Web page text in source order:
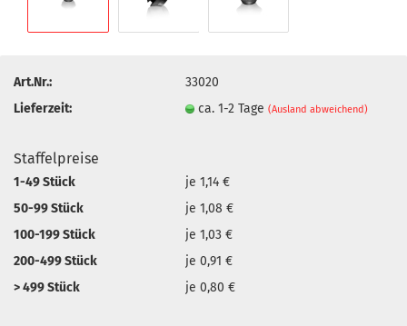
Art.Nr.:
33020
Lieferzeit:
ca. 1-2 Tage(Ausland abweichend)
Staffelpreise
1-49 Stück
je 1,14 €
50-99 Stück
je 1,08 €
100-199 Stück
je 1,03 €
200-499 Stück
je 0,91 €
> 499 Stück
je 0,80 €